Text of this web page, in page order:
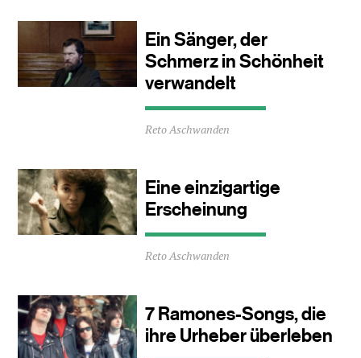
Ein Sänger, der
Schmerz in Schönheit
verwandelt
Durchschnittliche
Lesezeit
Minuten
Reto Aschwanden
Eine einzigartige
Erscheinung
Durchschnittliche
Lesezeit
Minuten
Reto Aschwanden
7 Ramones-Songs, die
ihre Urheber überleben